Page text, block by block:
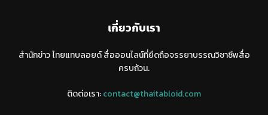
เกี่ยวกับเรา
สำนักข่าว ไทยแทบลอยด์ สื่อออนไลน์ที่ยึดถือจรรยาบรรณวิชาชีพสื่อ
ครบถ้วน.
ติดต่อเรา:contact@thaitabloid.com